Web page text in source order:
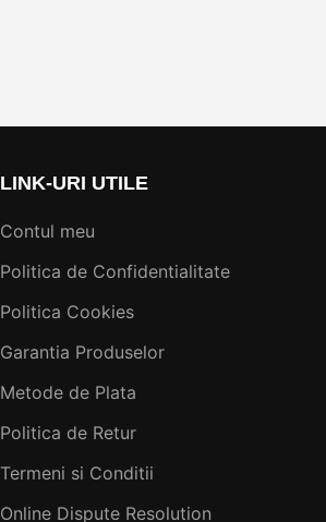
LINK-URI UTILE
Contul meu
Politica de Confidentialitate
Politica Cookies
Garantia Produselor
Metode de Plata
Politica de Retur
Termeni si Conditii
Online Dispute Resolution